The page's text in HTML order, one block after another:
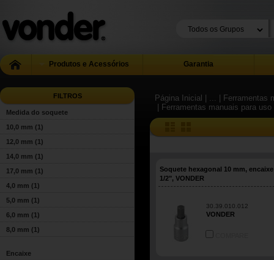
Produtos e Acessórios Garantia
FILTROS
Medida do soquete
10,0 mm (1)
12,0 mm (1)
14,0 mm (1)
17,0 mm (1)
4,0 mm (1)
5,0 mm (1)
6,0 mm (1)
8,0 mm (1)
Encaixe
Página Inicial | ...
|
| Ferramentas manuais para uso
Soquete hexagonal 10 mm,
1/2", VONDER
30.39.010.012
VONDER